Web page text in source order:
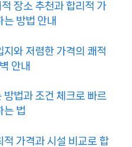
장소 추천과 합리적 가
는 방법 안내
지와 저렴한 가격의 쾌적
안내
방법과 조건 체크로 빠르
는 법
적 가격과 시설 비교로 합